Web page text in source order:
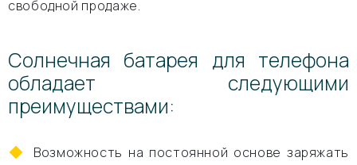
свободной продаже.
Солнечная батарея для телефона
обладает следующими
преимуществами:
Возможность на постоянной основе заряжать